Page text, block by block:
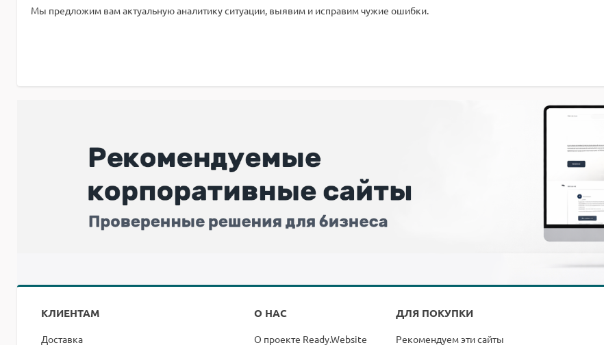
Мы предложим вам актуальную аналитику ситуации, выявим и исправим чужие ошибки.
КЛИЕНТАМ О НАС ДЛЯ ПОКУПКИ
Доставка О проекте Ready.Website Рекомендуем эти сайты